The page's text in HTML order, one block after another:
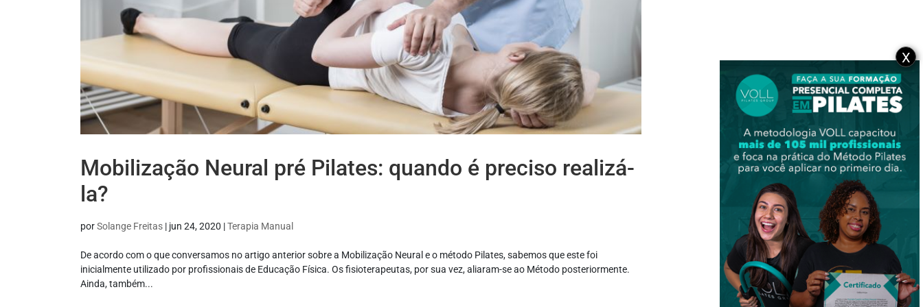
Mobilização Neural pré Pilates: quando é preciso realizá-
la?
porSolange Freitas | jun 24, 2020 |Terapia Manual
De acordo com o que conversamos no artigo anterior sobre a Mobilização Neural e o método Pilates, sabemos que este foi
inicialmente utilizado por profissionais de Educação Física. Os fisioterapeutas, por sua vez, aliaram-se ao Método posteriormente.
Ainda, também...
X